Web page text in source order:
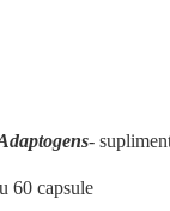
-
60 capsule